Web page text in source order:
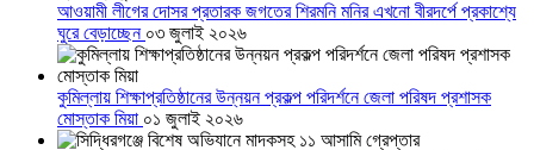
আওয়ামী লীগের দোসর প্রতারক জগতের শিরমনি মনির এখনো বীরদর্পে প্রকাশ্যে
ঘুরে বেড়াচ্ছেন ০৩ জুলাই ২০২৬
কুমিল্লায় শিক্ষাপ্রতিষ্ঠানের উন্নয়ন প্রকল্প পরিদর্শনে জেলা পরিষদ প্রশাসক
মোস্তাক মিয়া ০১ জুলাই ২০২৬